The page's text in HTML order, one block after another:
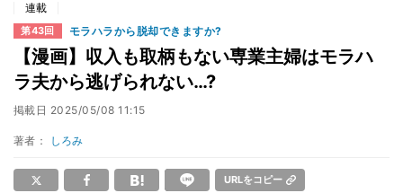
連載
第43回 モラハラから脱却できますか?
【漫画】収入も取柄もない専業主婦はモラハ
ラ夫から逃げられない…?
掲載日 2025/05/08 11:15
著者： しろみ
URLをコピー